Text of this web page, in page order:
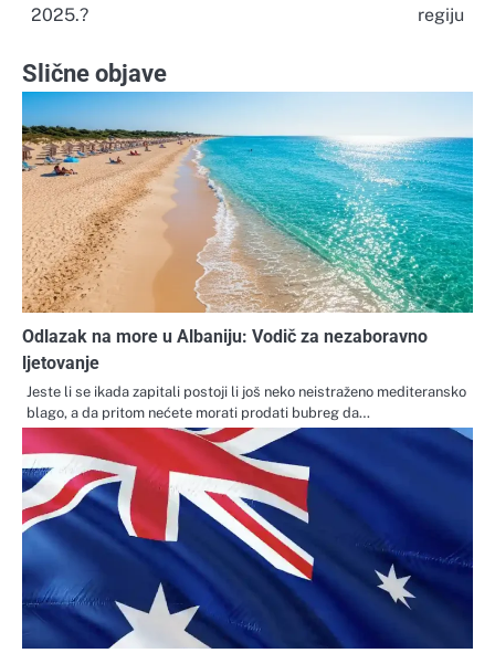
2025.?
regiju
Slične objave
Odlazak na more u Albaniju: Vodič za nezaboravno
ljetovanje
Jeste li se ikada zapitali postoji li još neko neistraženo mediteransko
blago, a da pritom nećete morati prodati bubreg da…